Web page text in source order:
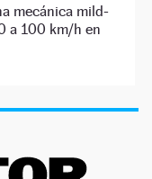
mecánica mild-
a 100 km/h en